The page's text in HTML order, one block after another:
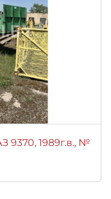
9370, 1989г.в., №